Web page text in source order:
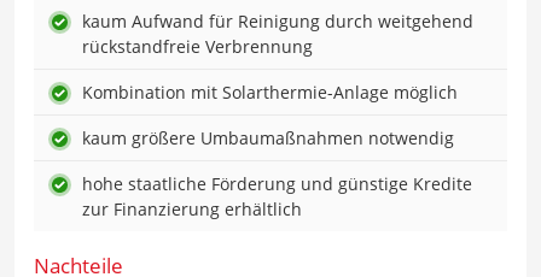
kaum Aufwand für Reinigung durch weitgehend
rückstandfreie Verbrennung
Kombination mit Solarthermie-Anlage möglich
kaum größere Umbaumaßnahmen notwendig
hohe staatliche Förderung und günstige Kredite
zur Finanzierung erhältlich
Nachteile